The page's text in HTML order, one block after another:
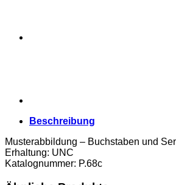
Beschreibung
Musterabbildung – Buchstaben und
Erhaltung: UNC
Katalognummer: P.68c